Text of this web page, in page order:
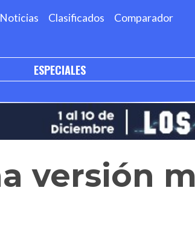
Noticias Clasificados Comparador
ESPECIALES
versión